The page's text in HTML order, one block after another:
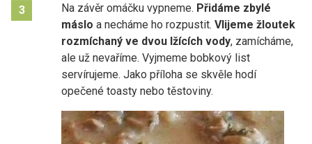
3 Na závěr omáčku vypneme. Přidáme zbylé
máslo a necháme ho rozpustit. Vlijeme žloutek
rozmíchaný ve dvou lžících vody, zamícháme,
ale už nevaříme. Vyjmeme bobkový list
servírujeme. Jako příloha se skvěle hodí
opečené toasty nebo těstoviny.